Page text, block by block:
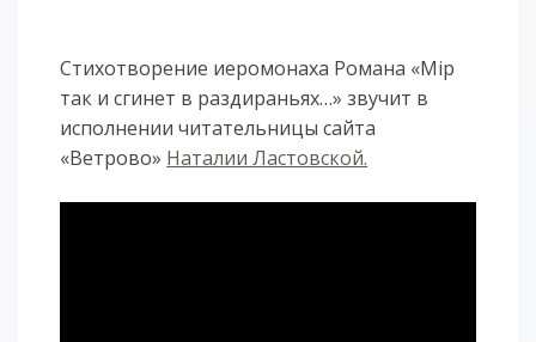
Стихотворение иеромонаха Романа «Мiр
так и сгинет в раздираньях…» звучит в
исполнении читательницы сайта
«Ветрово» Наталии Ластовской.